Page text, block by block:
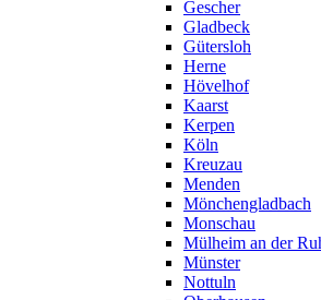
Gescher
Gladbeck
Gütersloh
Herne
Hövelhof
Kaarst
Kerpen
Köln
Kreuzau
Menden
Mönchengladbach
Monschau
Mülheim an der
Münster
Nottuln